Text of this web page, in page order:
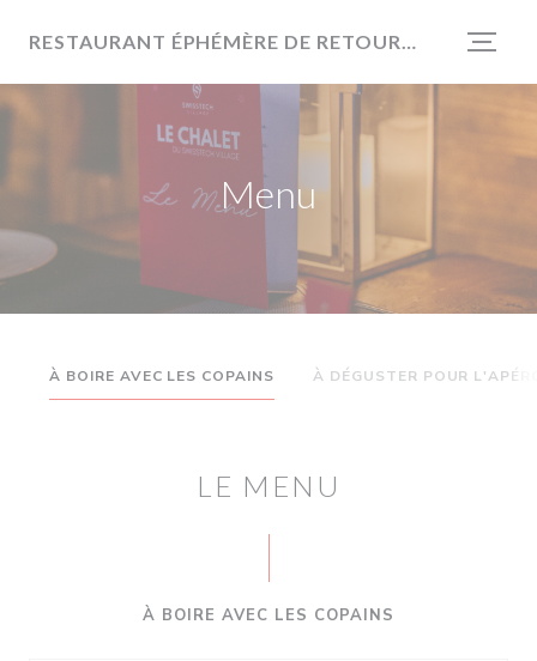
RESTAURANT ÉPHÉMÈRE DE RETOUR EN 2026
Menu
À BOIRE AVEC LES COPAINS À DÉGUSTER POUR
LE MENU
À BOIRE AVEC LES COPAINS